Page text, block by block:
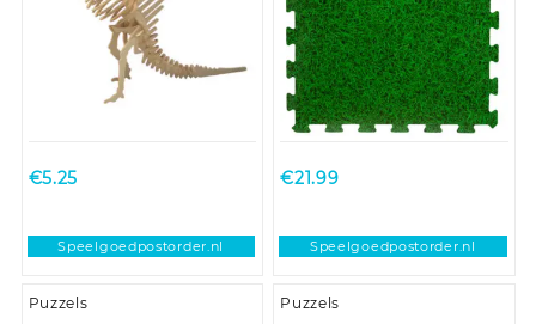
€5.25
Speelgoedpostorder.nl
€21.99
Speelgoedpostorder.nl
Puzzels Puzzels